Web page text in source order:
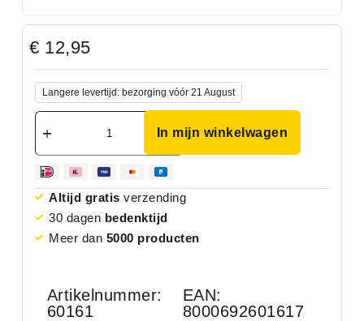
€ 12,95
Langere levertijd: bezorging vóór 21 August
In mijn winkelwagen
Altijd gratis verzending
30 dagen bedenktijd
Meer dan 5000 producten
Artikelnummer:
60161
EAN:
8000692601617